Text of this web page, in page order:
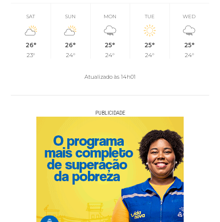
SAT
26°
23°
SUN
26°
24°
MON
25°
24°
TUE
25°
24°
WED
25°
24°
Atualizado às 14h01
PUBLICIDADE